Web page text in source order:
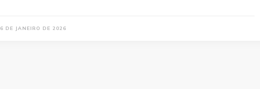
6 DE JANEIRO DE 2026